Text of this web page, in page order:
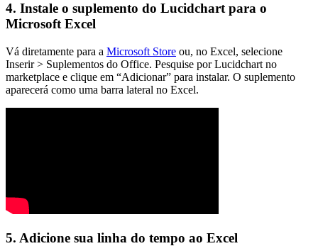
4. Instale o suplemento do Lucidchart para o
Microsoft Excel
Vá diretamente para a Microsoft Store ou, no Excel, selecione
Inserir > Suplementos do Office. Pesquise por Lucidchart no
marketplace e clique em “Adicionar” para instalar. O suplemento
aparecerá como uma barra lateral no Excel.
5. Adicione sua linha do tempo ao Excel